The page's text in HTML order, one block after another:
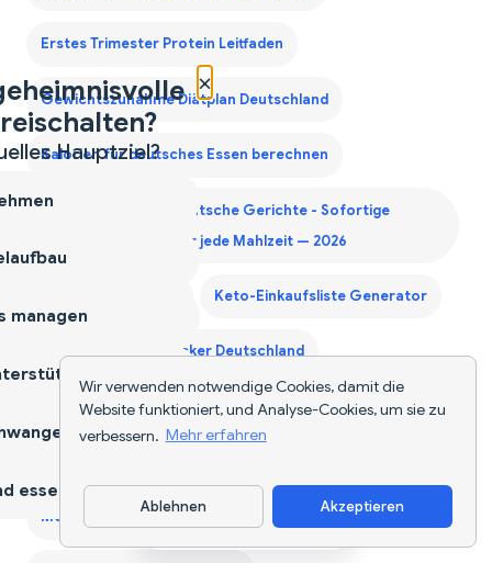
Wir verwenden notwendige Cookies, damit die
Website funktioniert, und Analyse-Cookies, um sie zu
verbessern. Mehr erfahren
Ablehnen Akzeptieren
Erstes Trimester Protein Leitfaden
Gewichtszunahme Diätplan Deutschland
Kalorien für deutsches Essen berechnen
Kalorienzähler für deutsche Gerichte - Sofortige
Nährwertangaben für jede Mahlzeit — 2026
Keto-Einkaufsliste Generator
KI-Lebensmittel-Tracker Deutschland
Lebensmittel-Scanner-App
Monatlicher Einkaufslisten-Generator | NutriScan
App herunterladen
×
Hauptziel?
managen
essen